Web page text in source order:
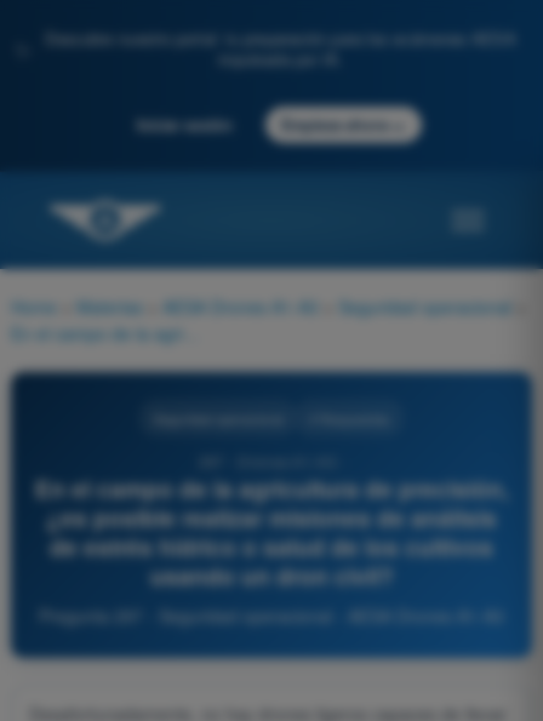
Descubre nuestro portal: tu preparación para los exámenes AESA
Iniciar sesión Empieza ahora
Home Materias AESA Drones A1-A3 Seguridad operacional
En el campo de la agricultura de precisión,
¿es posible realizar misiones de análisis
de estrés hídrico o salud de los cultivos
usando un dron civil?